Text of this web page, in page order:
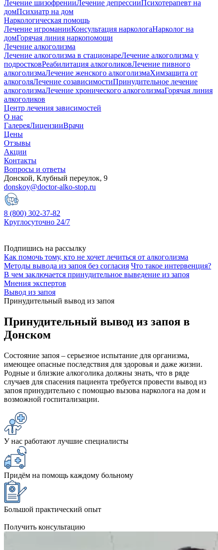
Лечение шизофренииЛечение депрессииПсихотерапевт на
домПсихиатр на дом
Наркологическая помощь
Лечение игроманииКонсультация наркологаНарколог на
домГорячая линия наркопомощи
Лечение алкоголизма
Лечение алкоголизма в стационареЛечение алкоголизма у
подростковРеабилитация алкоголиковЛечение пивного
алкоголизмаЛечение женского алкоголизмаХимзащита от
алкоголяЛечение созависимостиПринудительное лечение
алкоголизмаЛечение хронического алкоголизмаГорячая линия
алкоголиков
Центр лечения зависимостей
О нас
ГалереяЛицензииВрачи
Цены
Отзывы
Акции
Контакты
Вопросы и ответы
Донской, Клубный переулок, 9
donskoy@doctor-alko-stop.ru
8 (800) 302-37-82
Круглосуточно 24/7
Подпишись на рассылку
Как помочь тому, кто не хочет лечиться от алкоголизма
Методы вывода из запоя без согласия Что такое интервенция?
В чем заключается принудительное выведение из запоя
Мнения экспертов
Вывод из запоя
Принудительный вывод из запоя
Принудительный вывод из запоя в
Донском
Состояние запоя – серьезное испытание для организма,
имеющее опасные последствия для здоровья и даже жизни.
Родные и близкие алкоголика должны знать, что в ряде
случаев для спасения пациента требуется провести вывод из
запоя принудительно с помощью вызова нарколога на дом и
возможной госпитализации.
У нас работают лучшие специалисты
Придём на помощь каждому больному
Большой практический опыт
Получить консультацию